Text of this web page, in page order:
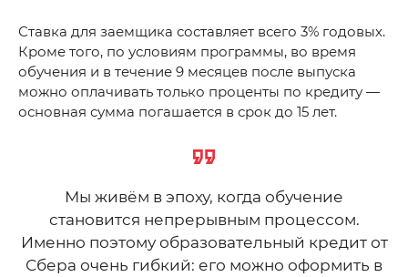
Ставка для заемщика составляет всего 3% годовых.
Кроме того, по условиям программы, во время
обучения и в течение 9 месяцев после выпуска
можно оплачивать только проценты по кредиту —
основная сумма погашается в срок до 15 лет.
Мы живём в эпоху, когда обучение
становится непрерывным процессом.
Именно поэтому образовательный кредит от
Сбера очень гибкий: его можно оформить в